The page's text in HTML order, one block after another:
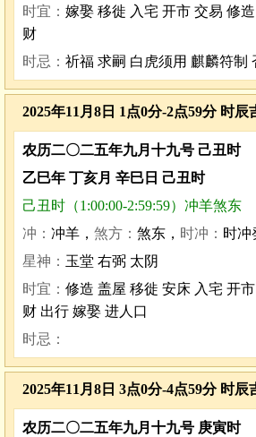
时宜： 嫁娶 移徙 入宅 开市 交易 修
财
时忌： 祈福 求嗣 白虎须用 麒麟符制
2025年11月8日 1点0分-2点59分 时辰
农历二〇二五年九月十九号 己丑时
乙巳年 丁亥月 辛巳日 己丑时
己丑时（1:00:00-2:59:59）冲羊煞东
冲： 冲羊， 煞方： 煞东， 时冲： 时冲
星神： 玉堂 右弼 太阴
时宜： 修造 盖屋 移徙 安床 入宅 开
财 出行 嫁娶 进人口
时忌：
2025年11月8日 3点0分-4点59分 时辰
农历二〇二五年九月十九号 庚寅时